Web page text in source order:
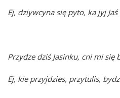
Ej, dziywcyna się pyto, ka jyj
Przydze dziś Jasinku, cni mi się
Ej, kie przyjdzies, przytulis,